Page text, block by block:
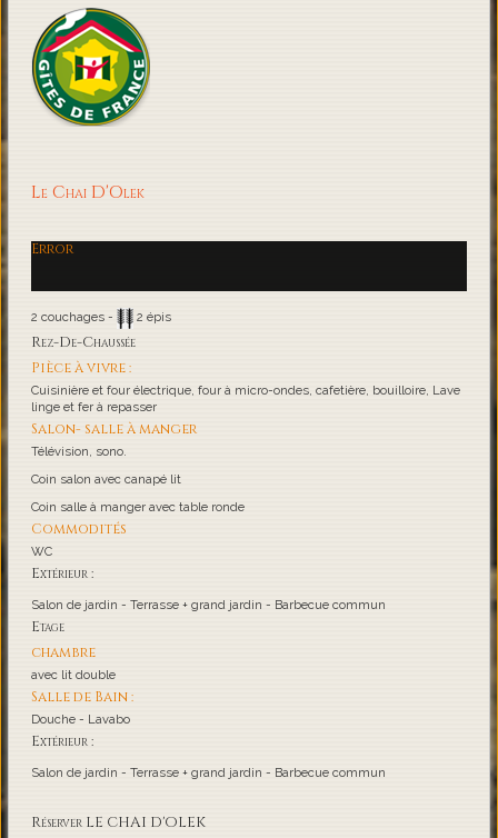
Le Chai D'Olek
Error
2 couchages - 2 épis
Rez-De-Chaussée
Pièce à vivre :
Cuisinière et four électrique, four à micro-ondes, cafetière, bouilloire, Lave
linge et fer à repasser
Salon- salle à manger
Télévision, sono.
Coin salon avec canapé lit
Coin salle à manger avec table ronde
Commodités
WC
Extérieur :
Salon de jardin - Terrasse + grand jardin - Barbecue commun
Etage
chambre
avec lit double
Salle de Bain :
Douche - Lavabo
Extérieur :
Salon de jardin - Terrasse + grand jardin - Barbecue commun
Réserver LE CHAI D'OLEK